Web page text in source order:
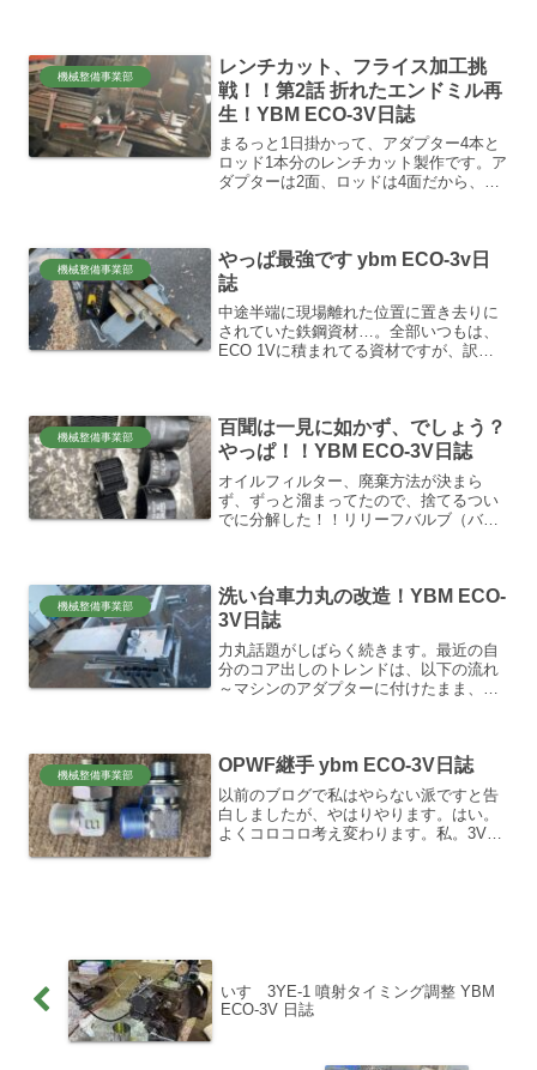
て、？？みたいな。。😂信頼...
機械整備事業部
レンチカット、フライス加工挑
戦！！第2話 折れたエンドミル再
生！YBM ECO-3V日誌
まるっと1日掛かって、アダプター4本と
ロッド1本分のレンチカット製作です。ア
ダプターは2面、ロッドは4面だから、の
しでクタ...
機械整備事業部
やっぱ最強です ybm ECO-3v日
誌
中途半端に現場離れた位置に置き去りに
されていた鉄鋼資材…。全部いつもは、
ECO 1Vに積まれてる資材ですが、訳あ
ーで横着せずに、...
機械整備事業部
百聞は一見に如かず、でしょう？
やっぱ！！YBM ECO-3V日誌
オイルフィルター、廃棄方法が決まら
ず、ずっと溜まってたので、捨てるつい
でに分解した！！リリーフバルブ（バイ
くと、やはり純正が一番信頼感...
機械整備事業部
洗い台車力丸の改造！YBM ECO-
3V日誌
力丸話題がしばらく続きます。最近の自
分のコア出しのトレンドは、以下の流れ
～マシンのアダプターに付けたまま、→
たので、この洗い台車の使用...
機械整備事業部 OPWF継手 ybm ECO-3V日誌
以前のブログで私はやらない派ですと告
白しましたが、やはりやります。はい。
よくコロコロ考え変わります。私。3Vの
いすゞ3YE-1 噴射タイミング調整 YBM
ECO-3V 日誌